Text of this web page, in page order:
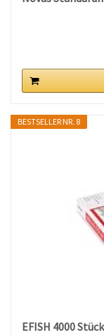
BESTSELLER NR. 8
EFISH 4000